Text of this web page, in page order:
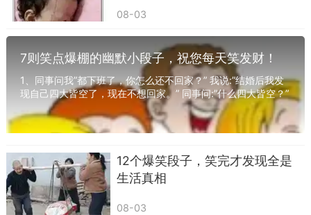
08-03
7则笑点爆棚的幽默小段子，祝您每天笑发财！
1、同事问我”都下班了，你怎么还不回家？” 我说:”结婚后我发
现自己四大皆空了，现在不想回家。” 同事问:”什么四大皆空？”
我说:”就是啊，钱包儿被媳妇儿...
12个爆笑段子，笑完才发现全是
生活真相
08-03